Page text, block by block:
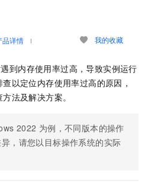
品详情 我的收藏
到内存使用率过高，导致实例运行
以定位内存使用率过高的原因，
法及解决方案。
2022 为例，不同版本的操作
，请您以目标操作系统的实际